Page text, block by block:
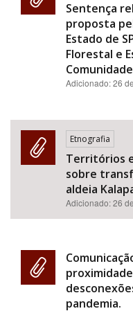
Sentença
proposta
Estado de
Florestal e
Adicionado:26
Etnografia
Territórios
sobre
aldeia
Adicionado:26
pandemia.